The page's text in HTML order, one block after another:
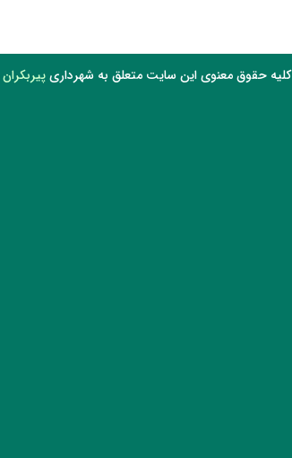
کلیه حقوق معنوی این سایت متعلق به شهرداریپیربکران